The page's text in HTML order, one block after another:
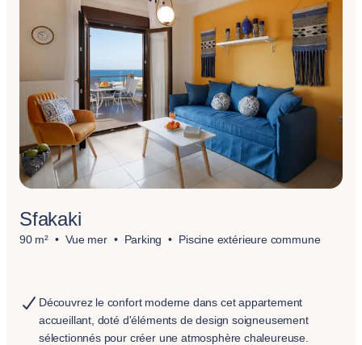
Sfakaki
90 m² Vue mer Parking Piscine extérieure commune
Découvrez le confort moderne dans cet appartement
accueillant, doté d'éléments de design soigneusement
sélectionnés pour créer une atmosphère chaleureuse.